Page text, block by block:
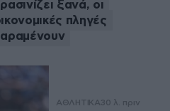
ξανά, οι
πληγές
ΑΘΛΗΤΙΚΑ30 λ. πριν